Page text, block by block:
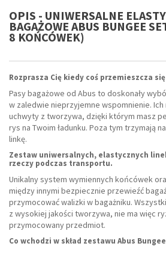
OPIS - UNIWERSALNE
BAGAŻOWE ABUS BUNGEE
8 KOŃCÓWEK)
Rozprasza Cię kiedy coś przemieszcza
Pasy bagażowe od Abus to doskonały
w zaledwie nieprzyjemne wspomnienie.
uchwyty z tworzywa, dzięki którym masz
rys na Twoim ładunku. Poza tym trzymają
linkę.
Zestaw uniwersalnych, elastycznych
rzeczy podczas transportu.
Unikalny system wymiennych końcówek
między innymi bezpiecznie przewieźć
przymocować walizki w bagażniku.
z wysokiej jakości tworzywa, nie ma więc
przymocowany przedmiot.
Co wchodzi w skład zestawu Abus